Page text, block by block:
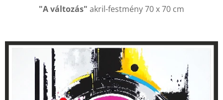
"A változás" akril-festmény 70 x 70 cm